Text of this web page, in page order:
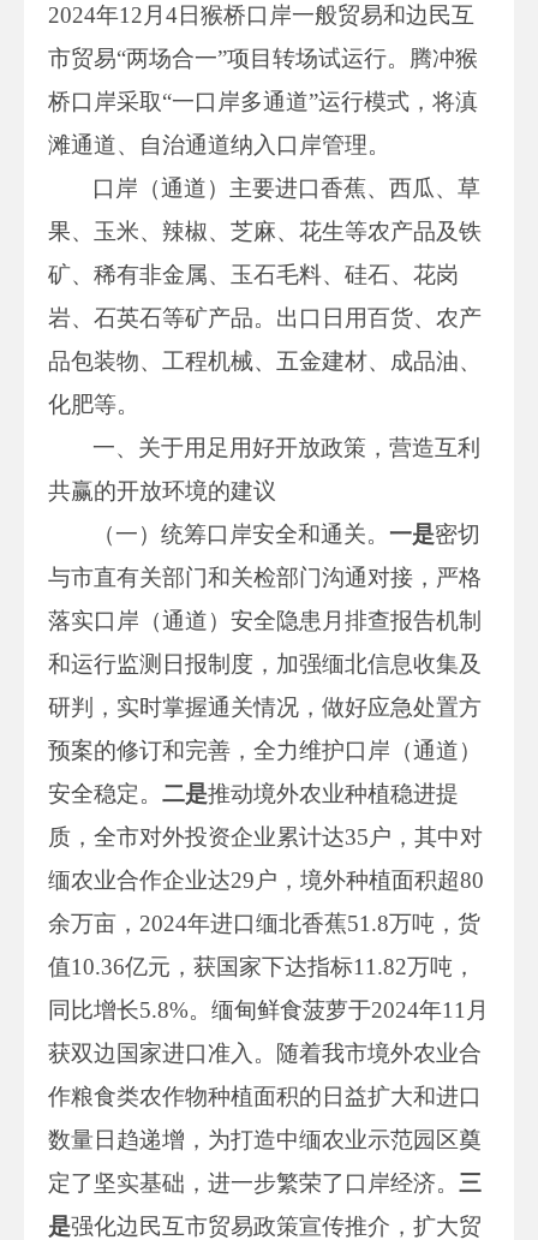
2024年12月4日猴桥口岸一般贸易和边民互
市贸易“两场合一”项目转场试运行。腾冲猴
桥口岸采取“一口岸多通道”运行模式，将滇
滩通道、自治通道纳入口岸管理。
口岸（通道）主要进口香蕉、西瓜、草
果、玉米、辣椒、芝麻、花生等农产品及铁
矿、稀有非金属、玉石毛料、硅石、花岗
岩、石英石等矿产品。出口日用百货、农产
品包装物、工程机械、五金建材、成品油、
化肥等。
一、关于用足用好开放政策，营造互利
共赢的开放环境的建议
（一）统筹口岸安全和通关。 一是密切
与市直有关部门和关检部门沟通对接，严格
落实口岸（通道）安全隐患月排查报告机制
和运行监测日报制度，加强缅北信息收集及
研判，实时掌握通关情况，做好应急处置方
预案的修订和完善，全力维护口岸（通道）
安全稳定。 二是推动境外农业种植稳进提
质，全市对外投资企业累计达35户，其中对
缅农业合作企业达29户，境外种植面积超80
余万亩，2024年进口缅北香蕉51.8万吨，货
值10.36亿元，获国家下达指标11.82万吨，
同比增长5.8%。缅甸鲜食菠萝于2024年11月
获双边国家进口准入。随着我市境外农业合
作粮食类农作物种植面积的日益扩大和进口
数量日趋递增，为打造中缅农业示范园区奠
定了坚实基础，进一步繁荣了口岸经济。 三
是强化边民互市贸易政策宣传推介，扩大贸